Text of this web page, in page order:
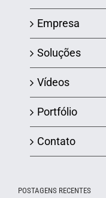
Empresa
Soluções
Vídeos
Portfólio
Contato
POSTAGENS RECENTES